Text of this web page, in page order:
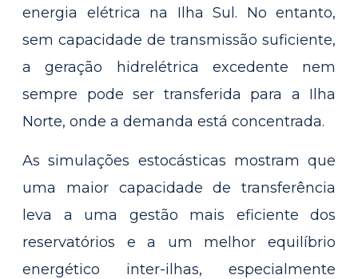
energia elétrica na Ilha Sul. No entanto,
sem capacidade de transmissão suficiente,
a geração hidrelétrica excedente nem
sempre pode ser transferida para a Ilha
Norte, onde a demanda está concentrada.
As simulações estocásticas mostram que
uma maior capacidade de transferência
leva a uma gestão mais eficiente dos
reservatórios e a um melhor equilíbrio
energético inter-ilhas, especialmente